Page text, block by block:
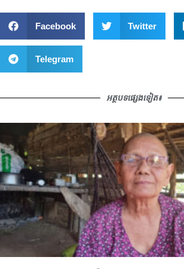
Facebook Twitter
Telegram
អត្ថបទផ្សេងទៀត៖